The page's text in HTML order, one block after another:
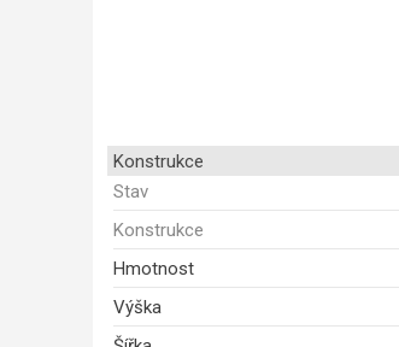
Konstrukce
Stav
Konstrukce
Hmotnost
Výška